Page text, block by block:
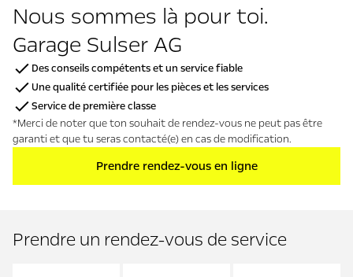
Nous sommes là pour toi.
Garage Sulser AG
Des conseils compétents et un service fiable
Une qualité certifiée pour les pièces et les services
Service de première classe
*Merci de noter que ton souhait de rendez-vous ne peut pas être
garanti et que tu seras contacté(e) en cas de modification.
Prendre rendez-vous en ligne
Prendre un rendez-vous de service